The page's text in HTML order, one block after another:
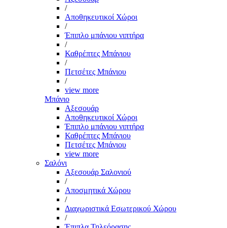
/
Αποθηκευτικοί Χώροι
/
Έπιπλο μπάνιου νιπτήρα
/
Καθρέπτες Μπάνιου
/
Πετσέτες Μπάνιου
/
view more
Μπάνιο
Αξεσουάρ
Αποθηκευτικοί Χώροι
Έπιπλο μπάνιου νιπτήρα
Καθρέπτες Μπάνιου
Πετσέτες Μπάνιου
view more
Σαλόνι
Αξεσουάρ Σαλονιού
/
Αποσμητικά Χώρου
/
Διαχωριστικά Εσωτερικού Χώρου
/